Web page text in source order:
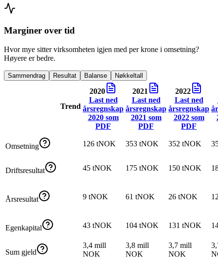
Marginer over tid
Hvor mye sitter virksomheten igjen med per krone i omsetning?
Høyere er bedre.
Sammendrag Resultat Balanse Nøkkeltall
Trend
2020
Last ned
årsregnskap
2020som
PDF
2021
Last ned
årsregnskap
2021 som
PDF
2022
Last ned
årsregnskap
2022som
PDF
Omsetning 126 tNOK 353 tNOK 352 tNOK
Driftsresultat 45 tNOK 175 tNOK 150 tNOK
Årsresultat 9 tNOK 61 tNOK 26 tNOK
Egenkapital 43 tNOK 104 tNOK 131 tNOK
Sum gjeld
3,4 mill
NOK
3,8 mill
NOK
3,7 mill
NOK